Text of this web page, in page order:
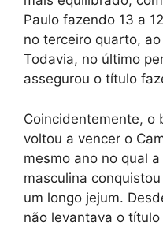
Paulo fazendo 13 a
no terceiro quarto,
Todavia, no último
assegurou o título
Coincidentemente, o
voltou a vencer o
mesmo ano no qual
masculina
um longo jejum.
não levantava o